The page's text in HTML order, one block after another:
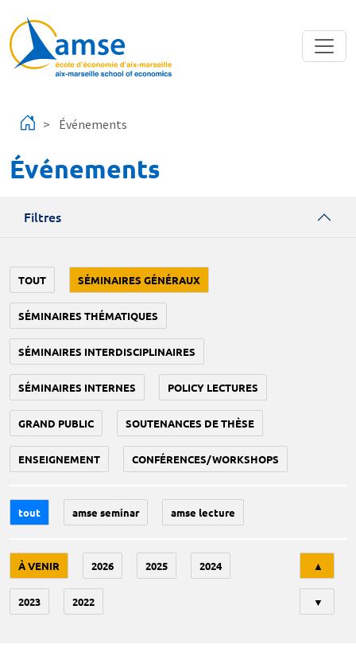
Événements
Événements
Filtres
TOUT SÉMINAIRES GÉNÉRAUX
SÉMINAIRES THÉMATIQUES
SÉMINAIRES INTERDISCIPLINAIRES
SÉMINAIRES INTERNES POLICY LECTURES
GRAND PUBLIC SOUTENANCES DE THÈSE
ENSEIGNEMENT CONFÉRENCES/WORKSHOPS
tout amse seminar amse lecture
À VENIR 2026 2025 2024
2023 2022
▲
▼